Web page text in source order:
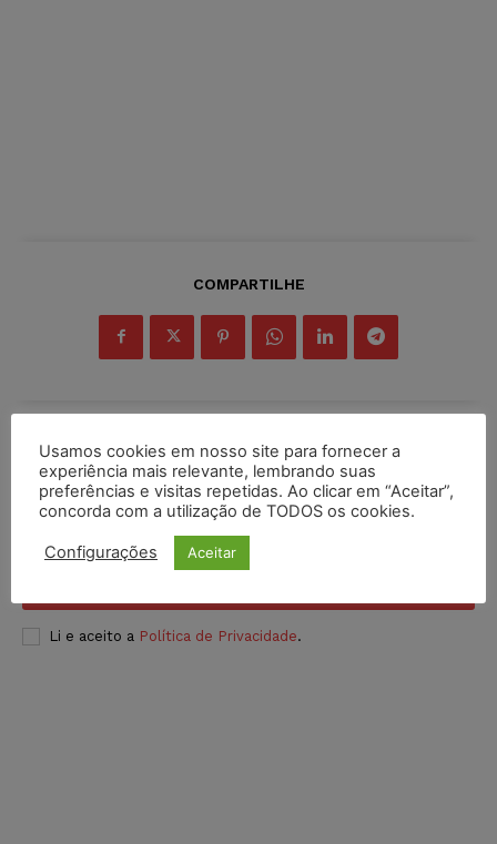
COMPARTILHE
Inscreva-se
Li e aceito a Política de Privacidade.
Usamos cookies em nosso site para fornecer a
experiência mais relevante, lembrando suas
preferências e visitas repetidas. Ao clicar em “Aceitar”,
concorda com a utilização de TODOS os cookies.
Configurações Aceitar